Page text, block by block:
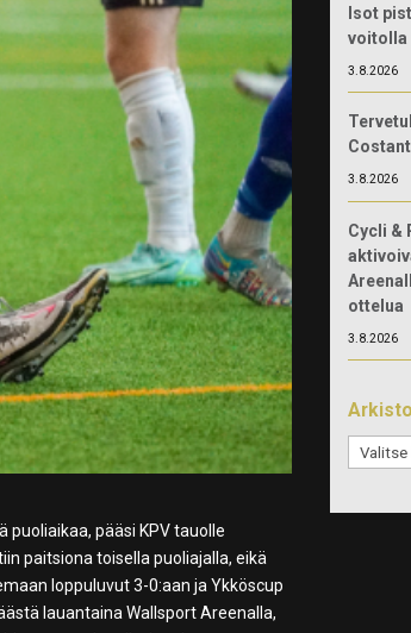
puoliaikaa, pääsi KPV tauolle
paitsiona toisella puoliajalla, eikä
loppuluvut 3-0:aan ja Ykköscup
lauantaina Wallsport Areenalla,
Isot
voitolla
3.8.2026
3.8.2026
Cycli &
ottelua
3.8.2026
Arkistot